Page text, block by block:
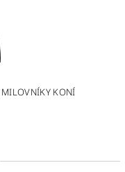
MILOVNÍKY KONÍ